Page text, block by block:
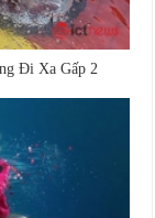
Đi Xa Gấp 2